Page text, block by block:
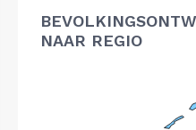
NAAR REGIO